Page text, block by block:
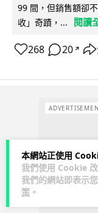
本網站正使用
我們使用 Cookie
我們的網站即表示
策 。
99 間，但銷售額卻
收」奇蹟，...
閱讀
268 20 ↗